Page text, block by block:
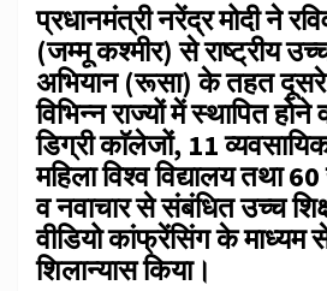
प्रधानमंत्रीनरेंद्र मोदी ने
(जम्मू कश्मीर) से राष्ट्रीय
अभियान (रूसा) के तहत
विभिन्न राज्यों में स्थापित
डिग्री काॅलेजों, 11
महिला विश्व विद्यालय तथा
व नवाचार से संबंधित उच्च
वीडियो कांफ्रेंसिंग के माध्यम
शिलान्यास किया।